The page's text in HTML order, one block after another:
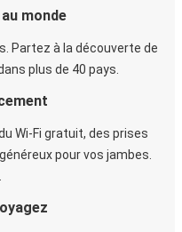
monde
Partez à la découverte de
plus de 40 pays.
Wi-Fi gratuit, des prises
pour vos jambes.